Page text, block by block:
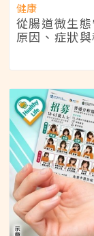
健康
從腸道微生
原因、症狀